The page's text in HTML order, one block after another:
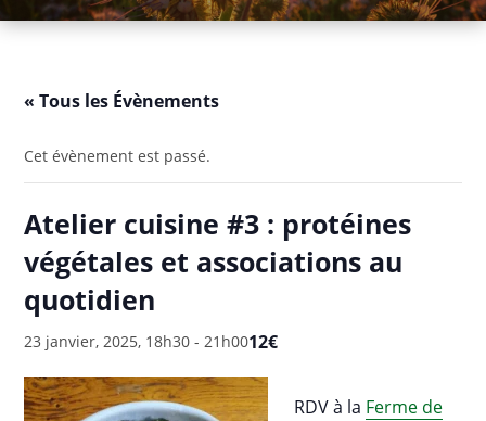
« Tous les Évènements
Cet évènement est passé.
Atelier cuisine #3 : protéines
végétales et associations au
quotidien
23 janvier, 2025, 18h30 -21h0012€
RDV à la Ferme de